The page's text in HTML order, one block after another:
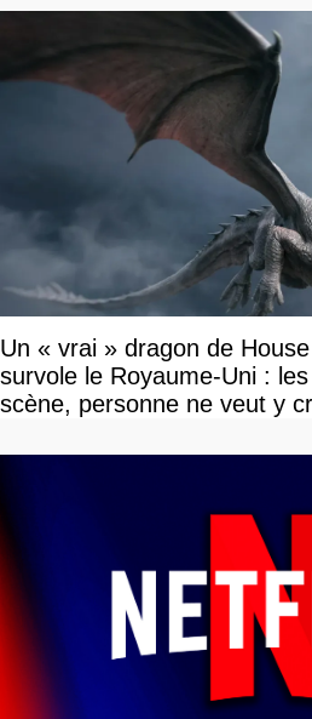
Un « vrai » dragon de
survole le Royaume-Uni :
scène, personne ne veut y